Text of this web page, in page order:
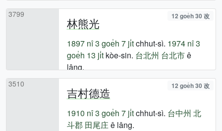
3799
林熊光 12 goe̍h 30 改
1897 nî3 goe̍h 7 ji̍tchhut-sì. 1974 nî3
goe̍h 13 ji̍tkòe-sin. 台北州 台北市ê
lâng.
3510
吉村德造 12 goe̍h 30 改
1910 nî3 goe̍h 7 ji̍tchhut-sì. 台中州 北
斗郡 田尾庄ê lâng.